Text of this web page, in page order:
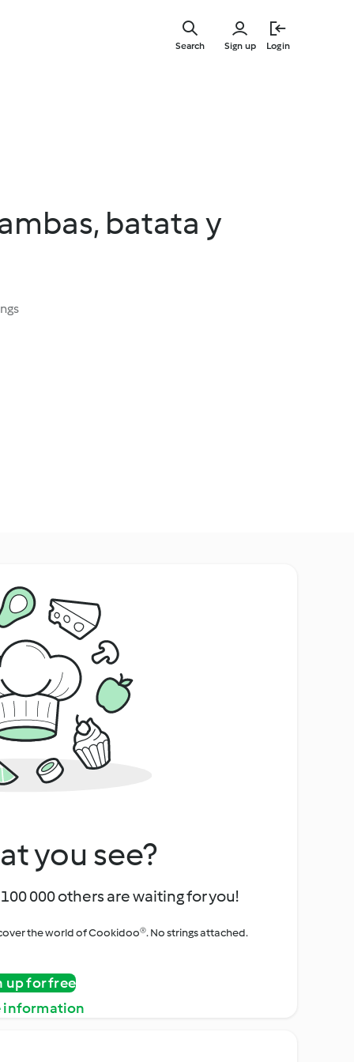
Sign up Login
Search
batata y
you see?
000 others are waiting for you!
the world of Cookidoo®. No strings attached.
up for free
information